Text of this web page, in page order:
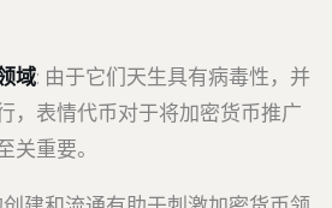
域: 由于它们天生具有病毒性，并
，表情代币对于将加密货币推广
关重要。